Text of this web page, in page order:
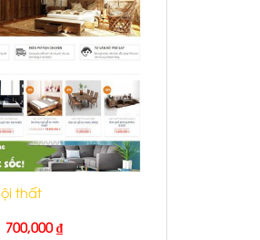
thất
700,000₫